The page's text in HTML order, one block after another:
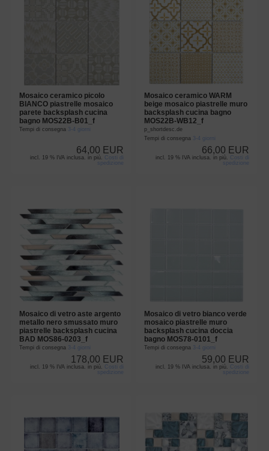
Mosaico ceramico picolo
BIANCO piastrelle mosaico
parete backsplash cucina
bagno MOS22B-B01_f
Tempi di consegna 3-4 giorni
64,00 EUR
incl. 19 % IVA inclusa. in più.
Costi di
spedizione
Mosaico ceramico WARM
beige mosaico piastrelle muro
backsplash cucina bagno
MOS22B-WB12_f
p_shortdesc.de
Tempi di consegna
3-4 giorni
66,00 EUR
incl. 19 % IVA inclusa. in più.
Costi di
spedizione
Mosaico di vetro aste argento
metallo nero smussato muro
piastrelle backsplash cucina
BAD MOS86-0203_f
Tempi di consegna 3-4 giorni
178,00 EUR
incl. 19 % IVA inclusa. in più.
Costi di
spedizione
Mosaico di vetro bianco verde
mosaico piastrelle muro
backsplash cucina doccia
bagno MOS78-0101_f
Tempi di consegna 3-4 giorni
59,00 EUR
incl. 19 % IVA inclusa. in più.
Costi di
spedizione